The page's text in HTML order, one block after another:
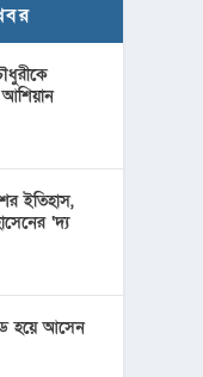
আশিয়ান
ইতিহাস,
‘দ্য
হয়ে আসেন